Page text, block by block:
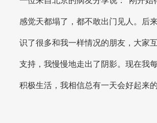
感觉天都塌了，都不敢出门见人。后
识了很多和我一样情况的朋友，大家
支持，我慢慢地走出了阴影。现在我
积极生活，我相信总有一天会好起来